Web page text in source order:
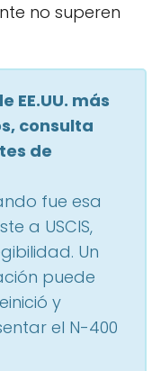
no superen
EE.UU. más
consulta
de
fue esa
a USCIS,
Un
puede
y
el N-400